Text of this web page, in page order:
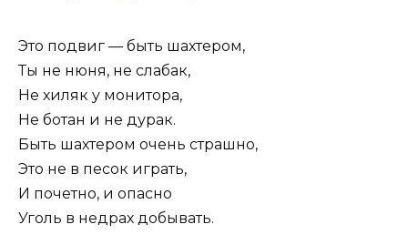
Это подвиг — быть шахтером,
Ты не нюня, не слабак,
Не хиляк у монитора,
Не ботан и не дурак.
Быть шахтером очень страшно,
Это не в песок играть,
И почетно, и опасно
Уголь в недрах добывать.